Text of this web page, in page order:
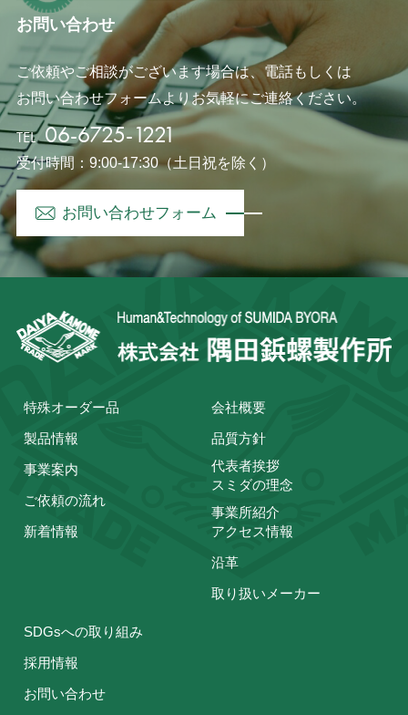
お問い合わせ
ご依頼やご相談がございます場合は、電話もしくは
お問い合わせフォームよりお気軽にご連絡ください。
TEL 06-6725-1221
受付時間：9:00-17:30（土日祝を除く）
お問い合わせフォーム
特殊オーダー品
製品情報
事業案内
ご依頼の流れ
新着情報
会社概要
品質方針
代表者挨拶
スミダの理念
事業所紹介
アクセス情報
沿革
取り扱いメーカー
SDGsへの取り組み
採用情報
お問い合わせ